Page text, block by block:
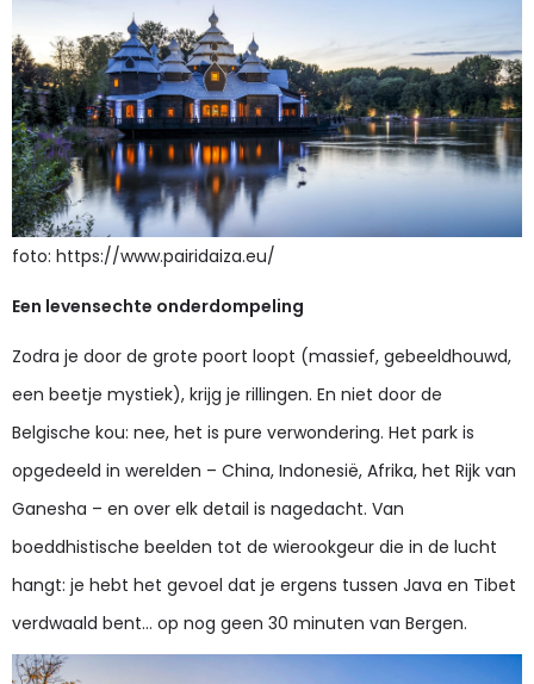
foto: https://www.pairidaiza.eu/
Een levensechte onderdompeling
Zodra je door de grote poort loopt (massief, gebeeldhouwd,
een beetje mystiek), krijg je rillingen. En niet door de
Belgische kou: nee, het is pure verwondering. Het park is
opgedeeld in werelden – China, Indonesië, Afrika, het Rijk van
Ganesha – en over elk detail is nagedacht. Van
boeddhistische beelden tot de wierookgeur die in de lucht
hangt: je hebt het gevoel dat je ergens tussen Java en Tibet
verdwaald bent… op nog geen 30 minuten van Bergen.